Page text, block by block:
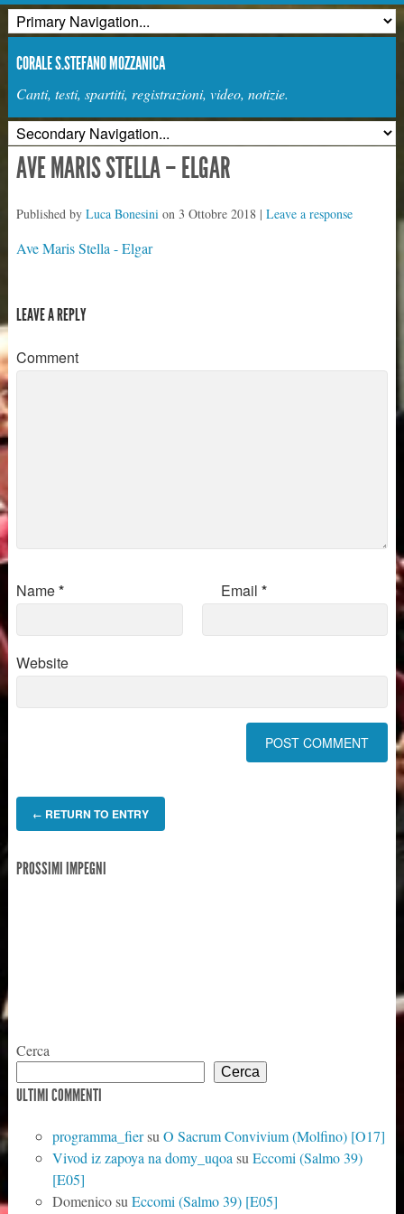
CORALE S.STEFANO MOZZANICA
Canti, testi, spartiti, registrazioni, video, notizie.
AVE MARIS STELLA – ELGAR
Published by Luca Bonesinion 3 Ottobre 2018| Leave a response
Ave Maris Stella - Elgar
LEAVE A REPLY
Comment
Name* Email *
Website
← RETURN TO ENTRY
PROSSIMI IMPEGNI
Cerca
Cerca
ULTIMI COMMENTI
programma_fiersu O Sacrum Convivium (Molfino) [O17]
Vivod iz zapoya na domy_uqoa su Eccomi (Salmo 39)
[E05]
Domenicosu Eccomi (Salmo 39) [E05]